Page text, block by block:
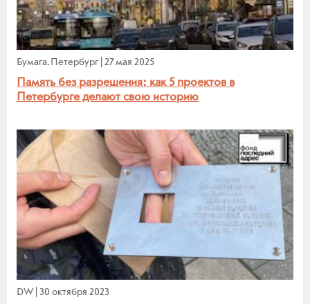
Бумага. Петербург 27 мая 2025
Память без разрешения: как 5 проектов в
Петербурге делают свою историю
DW 30 октября 2023